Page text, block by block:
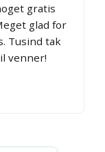
gratis
glad for
Tusind tak
venner!